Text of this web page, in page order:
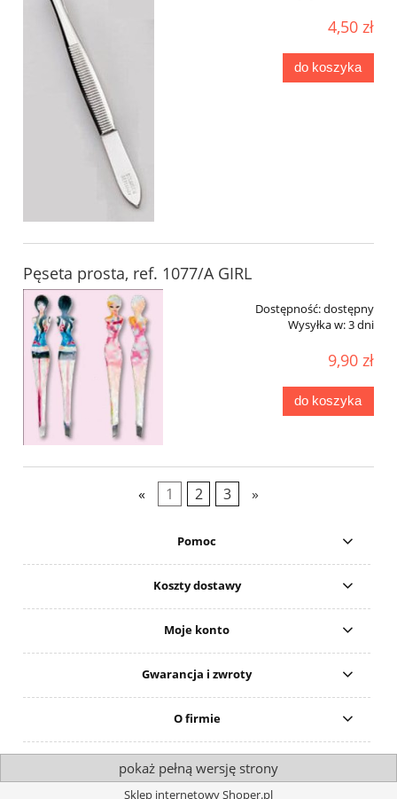
4,50 zł
do koszyka
Pęseta prosta, ref. 1077/A GIRL
Dostępność:dostępny
Wysyłka w:3 dni
9,90 zł
do koszyka
« 1 2 3 »
Pomoc
Koszty dostawy
Moje konto
Gwarancja i zwroty
O firmie
pokaż pełną wersję strony
Sklep internetowy Shoper.pl